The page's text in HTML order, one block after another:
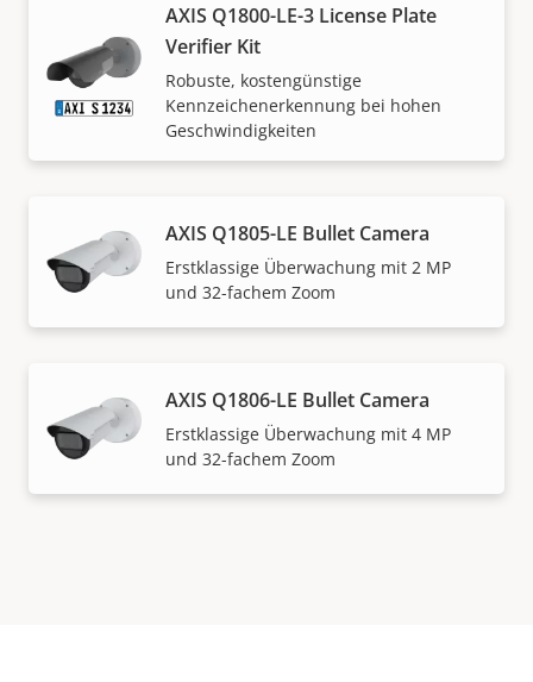
AXIS Q1800-LE-3 License Plate
Verifier Kit
Robuste, kostengünstige
Kennzeichenerkennung bei hohen
Geschwindigkeiten
AXIS Q1805-LE Bullet Camera
Erstklassige Überwachung mit 2 MP
und 32-fachem Zoom
AXIS Q1806-LE Bullet Camera
Erstklassige Überwachung mit 4 MP
und 32-fachem Zoom